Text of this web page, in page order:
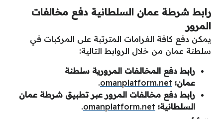
رابط شرطة عمان السلطانية دفع مخالفات
المرور
يمكن دفع كافة الغرامات المترتبة على المركبات في
سلطنة عمان من خلال الروابط التالية:
رابط دفع المخالفات المرورية سلطنة
عمان؛ omanplatform.net
.
رابط دفع مخالفات المرور عبر تطبيق شرطة عمان
السلطانية؛ omanplatform.net
.